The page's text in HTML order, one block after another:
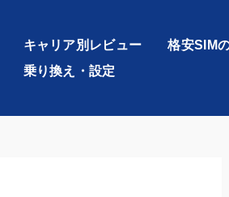
キャリア別レビュー 格安SIM
乗り換え・設定